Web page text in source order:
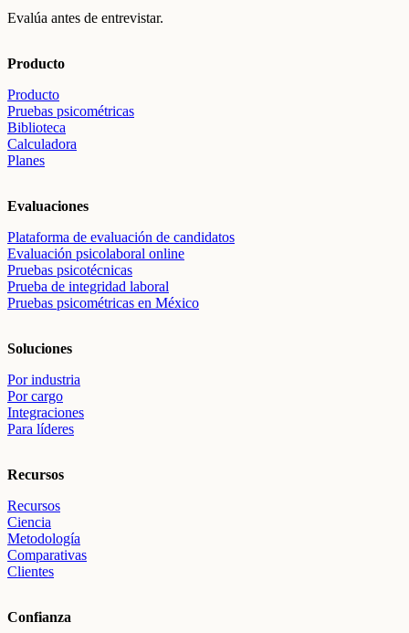
Evalúa antes de entrevistar.
Producto
Producto
Pruebas psicométricas
Biblioteca
Calculadora
Planes
Evaluaciones
Plataforma de evaluación de candidatos
Evaluación psicolaboral online
Pruebas psicotécnicas
Prueba de integridad laboral
Pruebas psicométricas en México
Soluciones
Por industria
Por cargo
Integraciones
Para líderes
Recursos
Recursos
Ciencia
Metodología
Comparativas
Clientes
Confianza